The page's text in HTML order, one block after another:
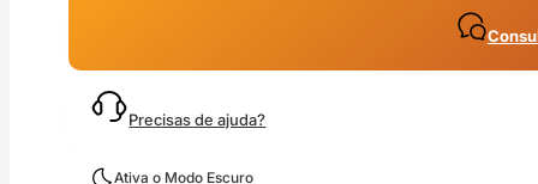
Precisas de ajuda?
Ativa o Modo Escuro